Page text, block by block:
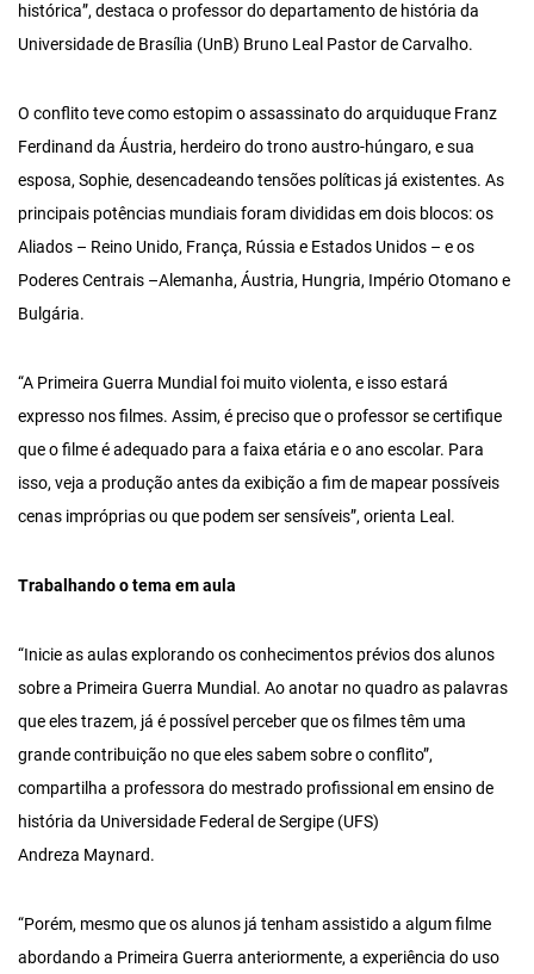
histórica”, destaca o professor do departamento de história da
Universidade de Brasília (UnB) Bruno Leal Pastor de Carvalho.
O conflito teve como estopim o assassinato do arquiduque Franz
Ferdinand da Áustria, herdeiro do trono austro-húngaro, e sua
esposa, Sophie, desencadeando tensões políticas já existentes. As
principais potências mundiais foram divididas em dois blocos: os
Aliados – Reino Unido, França, Rússia e Estados Unidos – e os
Poderes Centrais –Alemanha, Áustria, Hungria, Império Otomano e
Bulgária.
“A Primeira Guerra Mundial foi muito violenta, e isso estará
expresso nos filmes. Assim, é preciso que o professor se certifique
que o filme é adequado para a faixa etária e o ano escolar. Para
isso, veja a produção antes da exibição a fim de mapear possíveis
cenas impróprias ou que podem ser sensíveis”, orienta Leal.
Trabalhando o tema em aula
“Inicie as aulas explorando os conhecimentos prévios dos alunos
sobre a Primeira Guerra Mundial. Ao anotar no quadro as palavras
que eles trazem, já é possível perceber que os filmes têm uma
grande contribuição no que eles sabem sobre o conflito”,
compartilha a professora do mestrado profissional em ensino de
história da Universidade Federal de Sergipe (UFS)
Andreza Maynard.
“Porém, mesmo que os alunos já tenham assistido a algum filme
abordando a Primeira Guerra anteriormente, a experiência do uso